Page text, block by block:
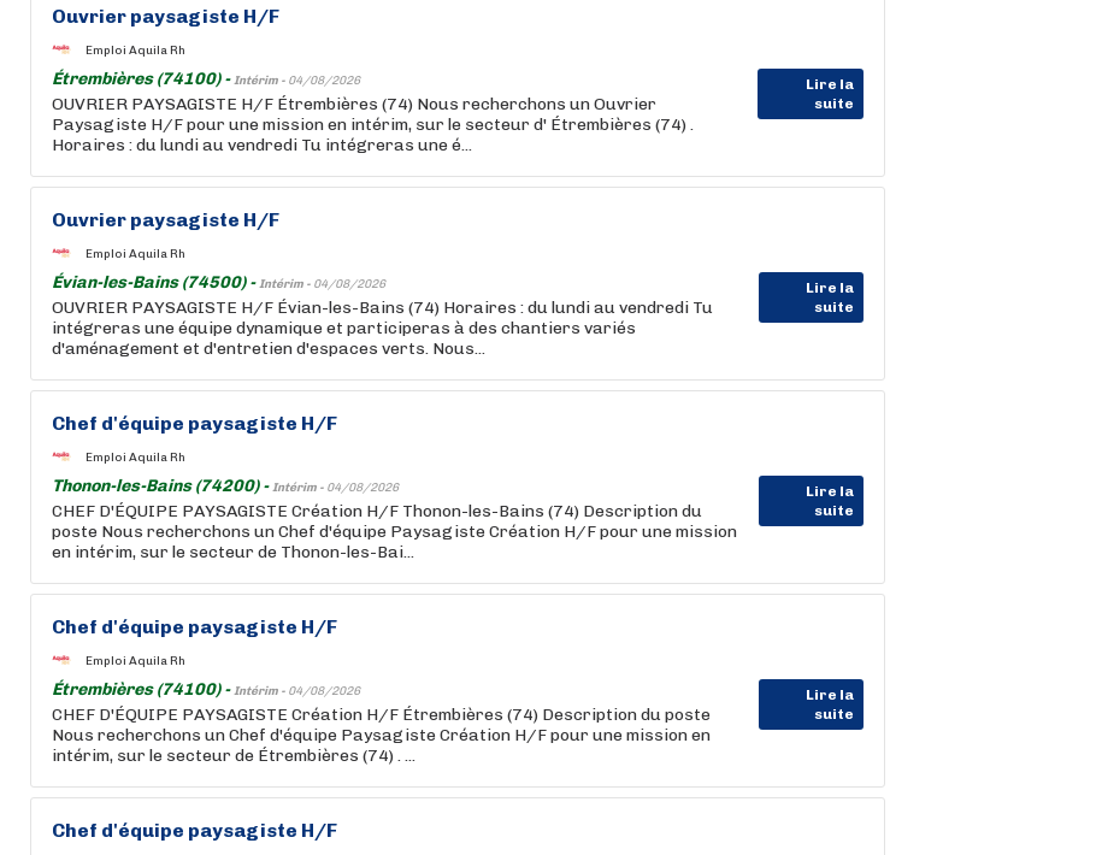
Ouvrier paysagiste H/F
Emploi Aquila Rh
Étrembières (74100) -Intérim - 04/08/2026
Lire la
suite
OUVRIER PAYSAGISTE H/F Étrembières (74) Nous recherchons un Ouvrier
Paysagiste H/F pour une mission en intérim, sur le secteur d' Étrembières (74) .
Horaires : du lundi au vendredi Tu intégreras une é...
Ouvrier paysagiste H/F
Emploi Aquila Rh
Évian-les-Bains (74500) -Intérim - 04/08/2026
Lire la
suite
OUVRIER PAYSAGISTE H/F Évian-les-Bains (74) Horaires : du lundi au vendredi Tu
intégreras une équipe dynamique et participeras à des chantiers variés
d'aménagement et d'entretien d'espaces verts. Nous...
Chef d'équipe paysagiste H/F
Emploi Aquila Rh
Thonon-les-Bains (74200) -Intérim - 04/08/2026
Lire la
suite
CHEF D'ÉQUIPE PAYSAGISTE Création H/F Thonon-les-Bains (74) Description du
poste Nous recherchons un Chef d'équipe Paysagiste Création H/F pour une mission
en intérim, sur le secteur de Thonon-les-Bai...
Chef d'équipe paysagiste H/F
Emploi Aquila Rh
Étrembières (74100) -Intérim - 04/08/2026
Lire la
suite
CHEF D'ÉQUIPE PAYSAGISTE Création H/F Étrembières (74) Description du poste
Nous recherchons un Chef d'équipe Paysagiste Création H/F pour une mission en
intérim, sur le secteur de Étrembières (74) . ...
Chef d'équipe paysagiste H/F